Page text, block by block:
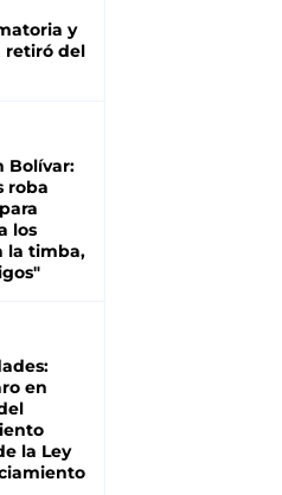
y
retiró del
Bolívar:
roba
los
la timba,
en
la Ley